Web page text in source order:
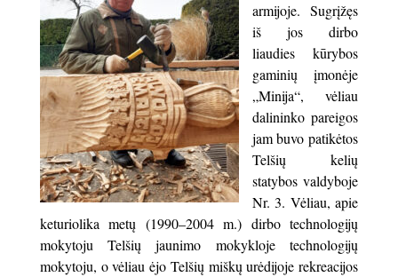
armijoje. Sugrįžęs
iš jos dirbo
liaudies kūrybos
gaminių įmonėje
„Minija“, vėliau
dalininko pareigos
jam buvo patikėtos
Telšių kelių
statybos valdyboje
Nr. 3. Vėliau, apie
keturiolika metų (1990–2004 m.) dirbo technologijų
mokytoju Telšių jaunimo mokykloje technologijų
mokytoju, o vėliau ėjo Telšių miškų urėdijoje rekreacijos